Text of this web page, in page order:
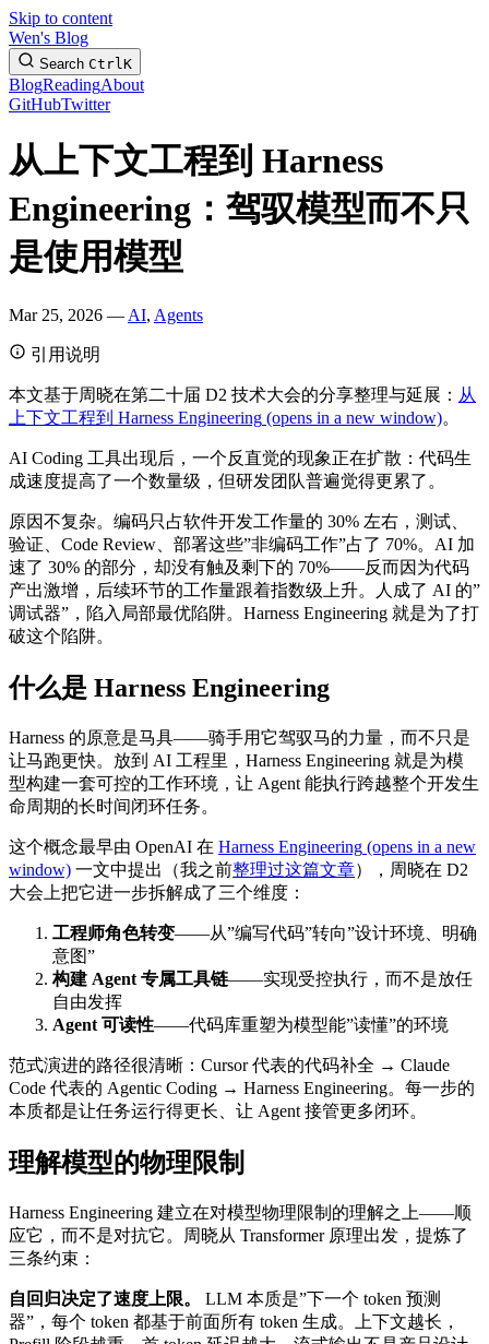
Skip to content
Wen's Blog
Search CtrlK
BlogReadingAbout
GitHubTwitter
从上下文工程到 Harness
Engineering：驾驭模型而不只
是使用模型
Mar 25, 2026 — AI, Agents
引用说明
本文基于周晓在第二十届 D2 技术大会的分享整理与延展： 从
上下文工程到 Harness Engineering (opens in a new window)。
AI Coding 工具出现后，一个反直觉的现象正在扩散：代码生
成速度提高了一个数量级，但研发团队普遍觉得更累了。
原因不复杂。编码只占软件开发工作量的 30% 左右，测试、
验证、Code Review、部署这些”非编码工作”占了 70%。AI 加
速了 30% 的部分，却没有触及剩下的 70%——反而因为代码
产出激增，后续环节的工作量跟着指数级上升。人成了 AI 的”
调试器”，陷入局部最优陷阱。Harness Engineering 就是为了打
破这个陷阱。
什么是 Harness Engineering
Harness 的原意是马具——骑手用它驾驭马的力量，而不只是
让马跑更快。放到 AI 工程里，Harness Engineering 就是为模
型构建一套可控的工作环境，让 Agent 能执行跨越整个开发生
命周期的长时间闭环任务。
这个概念最早由 OpenAI 在 Harness Engineering (opens in a new
window) 一文中提出（我之前整理过这篇文章），周晓在 D2
大会上把它进一步拆解成了三个维度：
工程师角色转变——从”编写代码”转向”设计环境、明确
意图”
构建 Agent 专属工具链——实现受控执行，而不是放任
自由发挥
Agent 可读性——代码库重塑为模型能”读懂”的环境
范式演进的路径很清晰：Cursor 代表的代码补全 → Claude
Code 代表的 Agentic Coding → Harness Engineering。每一步的
本质都是让任务运行得更长、让 Agent 接管更多闭环。
理解模型的物理限制
Harness Engineering 建立在对模型物理限制的理解之上——顺
应它，而不是对抗它。周晓从 Transformer 原理出发，提炼了
三条约束：
自回归决定了速度上限。
LLM 本质是”下一个 token 预测
器”，每个 token 都基于前面所有 token 生成。上下文越长，